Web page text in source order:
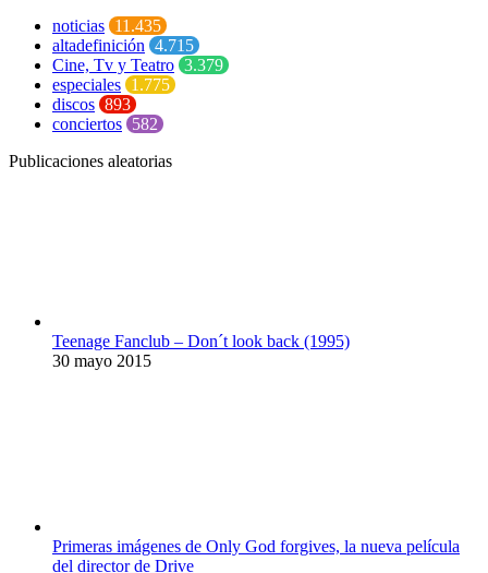
noticias 11.435
altadefinición 4.715
Cine, Tv y Teatro 3.379
especiales 1.775
discos 893
conciertos 582
Publicaciones aleatorias
Teenage Fanclub – Don´t look back (1995)
30 mayo 2015
Primeras imágenes de Only God forgives, la nueva película
del director de Drive